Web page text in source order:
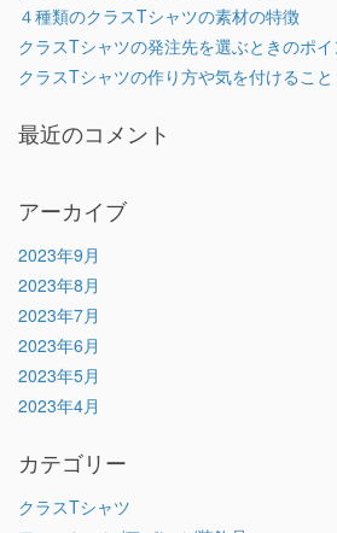
４種類のクラスTシャツの素材の特徴
クラスTシャツの発注先を選ぶときのポ
クラスTシャツの作り方や気を付けること
最近のコメント
アーカイブ
2023年9月
2023年8月
2023年7月
2023年6月
2023年5月
2023年4月
カテゴリー
クラスTシャツ